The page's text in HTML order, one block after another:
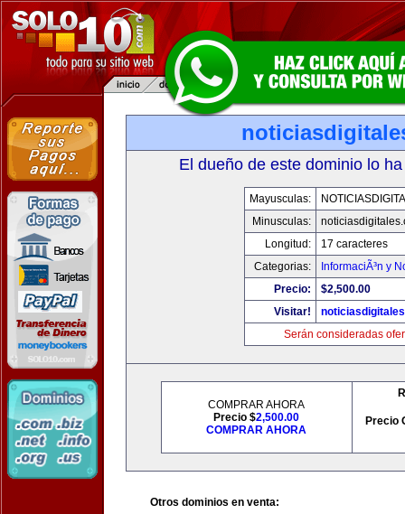
El dueño de este dominio lo
Mayusculas:
Minusculas:
Longitud:
17 caracteres
Categorias:
InformaciÃ³n y
Precio:
$2,500.00
Visitar!
Serán consideradas
COMPRAR AHORA
Precio $2,500.00
COMPRAR AHORA
Precio
Otros dominios en venta: